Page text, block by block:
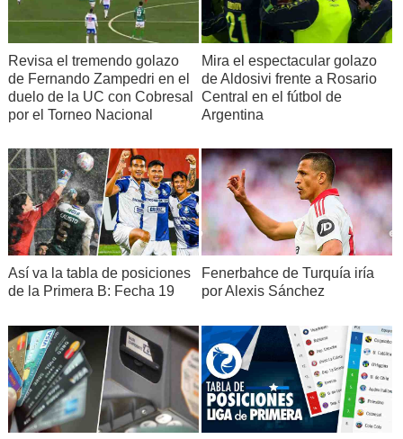
Revisa el tremendo golazo
de Fernando Zampedri en el
duelo de la UC con Cobresal
por el Torneo Nacional
Mira el espectacular golazo
de Aldosivi frente a Rosario
Central en el fútbol de
Argentina
Así va la tabla de posiciones
de la Primera B: Fecha 19
Fenerbahce de Turquía iría
por Alexis Sánchez